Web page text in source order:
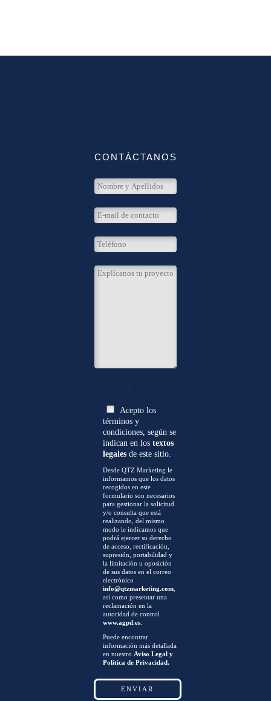
CONTÁCTANOS
0
Acepto los
términos y
condiciones, según se
indican en los textos
legalesde este sitio.
Desde QTZ Marketing le
informamos que los datos
recogidos en este
formulario son necesarios
para gestionar la solicitud
y/o consulta que está
realizando, del mismo
modo le indicamos que
podrá ejercer su derecho
de acceso, rectificación,
supresión, portabilidad y
la limitación u oposición
de sus datos en el correo
electrónico
info@qtzmarketing.com,
así como presentar una
reclamación en la
autoridad de control
www.agpd.es.
Puede encontrar
información más detallada
en nuestro Aviso Legal y
Política de Privacidad.